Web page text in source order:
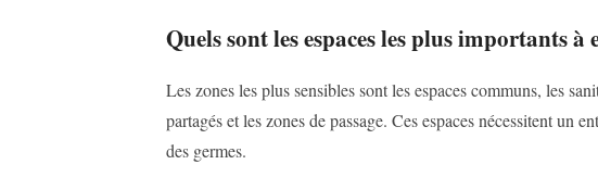
Quels sont les espaces les plus importants à
Les zones les plus sensibles sont les espaces communs, les
partagés et les zones de passage. Ces espaces nécessitent un
des germes.